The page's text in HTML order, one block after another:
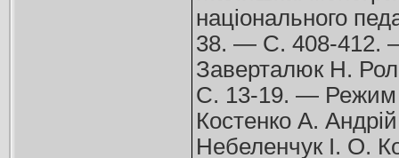
національного
38. — С. 408-412.
Заверталюк Н.
С. 13-19. — Режим
Костенко А.
Небеленчук І. О.